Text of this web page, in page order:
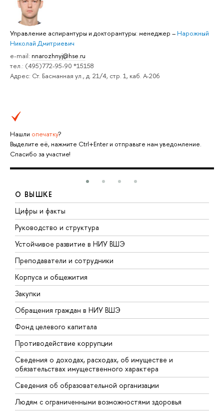
Управление аспирантуры и докторантуры: менеджер – Нарожный
Николай Дмитриевич
e-mail: nnarozhnyj@hse.ru
тел.: (495)772-95-90 *15158
Адрес: Ст. Басманная ул., д. 21/4, стр. 1, каб. А-206
Нашли опечатку?
Выделите её, нажмите Ctrl+Enter и отправьте нам уведомление.
Спасибо за участие!
О ВЫШКЕ
Цифры и факты
Руководство и структура
Устойчивое развитие в НИУ ВШЭ
Преподаватели и сотрудники
Корпуса и общежития
Закупки
Обращения граждан в НИУ ВШЭ
Фонд целевого капитала
Противодействие коррупции
Сведения о доходах, расходах, об имуществе и
обязательствах имущественного характера
Сведения об образовательной организации
Людям с ограниченными возможностями здоровья